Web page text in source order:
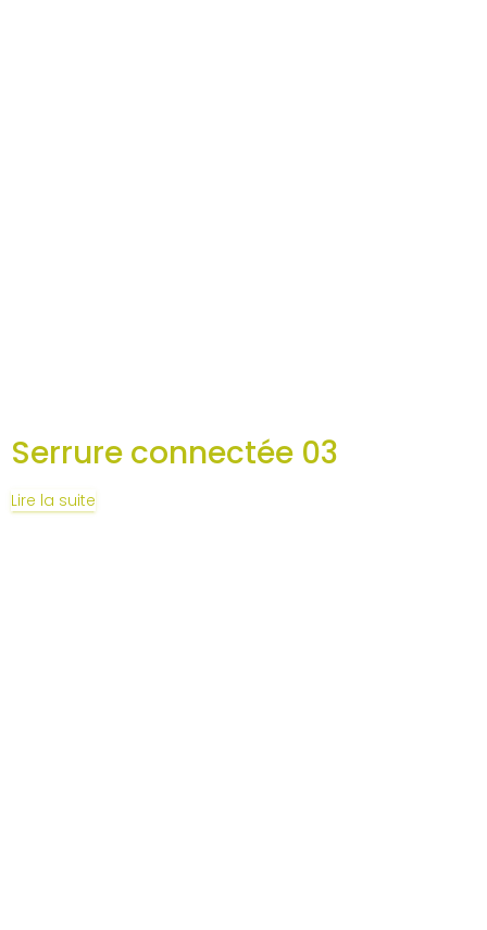
Serrure connectée 03
Lire la suite